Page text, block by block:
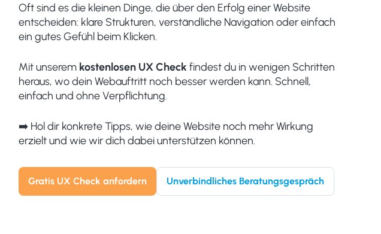
Oft sind es die kleinen Dinge, die über den Erfolg einer Website
entscheiden: klare Strukturen, verständliche Navigation oder einfach
ein gutes Gefühl beim Klicken.
Mit unserem kostenlosen UX Check findest du in wenigen Schritten
heraus, wo dein Webauftritt noch besser werden kann. Schnell,
einfach und ohne Verpflichtung.
➡️ Hol dir konkrete Tipps, wie deine Website noch mehr Wirkung
erzielt und wie wir dich dabei unterstützen können.
Gratis UX Check anfordern Unverbindliches Beratungsgespräch